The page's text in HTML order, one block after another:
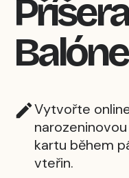
Příšera
Vytvořte
narozeninovou
kartu během
vteřin.